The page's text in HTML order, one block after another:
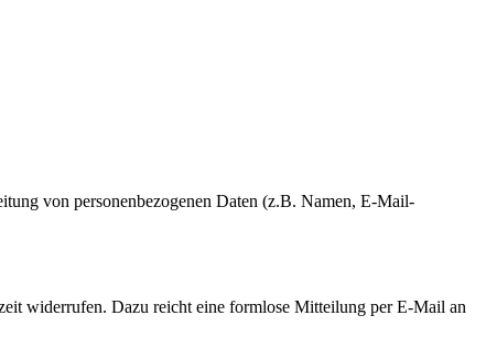
von personenbezogenen Daten (z.B. Namen, E-Mail-
widerrufen. Dazu reicht eine formlose Mitteilung per E-Mail an